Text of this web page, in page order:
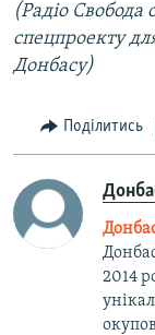
(Радіо Свобода
спецпроекту
Донбасу)
Поділитись
2014